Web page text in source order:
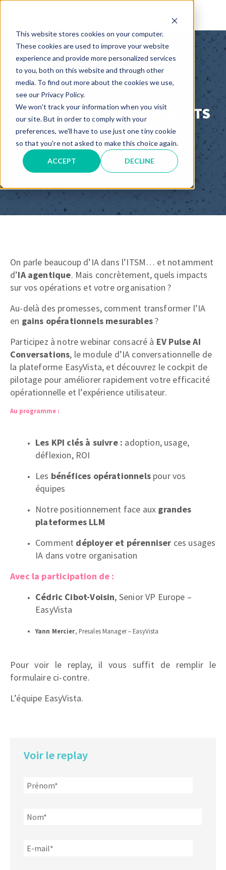
This website stores cookies on your computer.
These cookies are used to improve your website
experience and provide more personalized services
to you, both on this website and through other
media. To find out more about the cookies we use,
see our Privacy Policy.
We won't track your information when you visit
our site. But in order to comply with your
preferences, we'll have to use just one tiny cookie
so that you're not asked to make this choice again.
ACCEPT DECLINE
WEBINAR
IA & ITSM : QUELS RÉSULTATS
CONCRETS ?
Replay
On parle beaucoup d’IA dans l’ITSM… et notamment
d’IA agentique. Mais concrètement, quels impacts
sur vos opérations et votre organisation ?
Au-delà des promesses, comment transformer l’IA
en gains opérationnels mesurables?
Participez à notre webinar consacré à EV Pulse AI
Conversations, le module d’IA conversationnelle de
la plateforme EasyVista, et découvrez le cockpit de
pilotage pour améliorer rapidement votre efficacité
opérationnelle et l’expérience utilisateur.
Au programme :
Les KPI clés à suivre : adoption, usage,
déflexion, ROI
Les bénéfices opérationnelspour vos
équipes
Notre positionnement face aux grandes
plateformes LLM
Comment déployer et pérenniser ces usages
IA dans votre organisation
Avec la participation de :
Cédric Cibot-Voisin, Senior VP Europe –
EasyVista
Yann Mercier, Presales Manager – EasyVista
Pour voir le replay, il vous suffit de remplir le
formulaire ci-contre.
L’équipe EasyVista.
Voir le replay